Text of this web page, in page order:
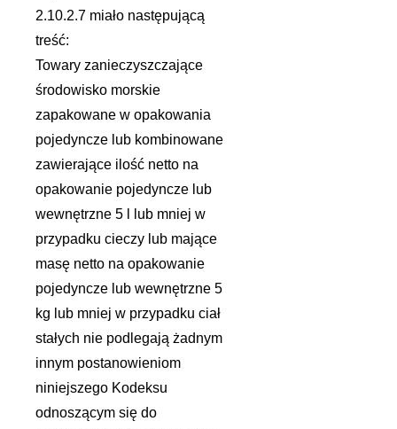
2.10.2.7 miało następującą
treść:
Towary zanieczyszczające
środowisko morskie
zapakowane w opakowania
pojedyncze lub kombinowane
zawierające ilość netto na
opakowanie pojedyncze lub
wewnętrzne 5 l lub mniej w
przypadku cieczy lub mające
masę netto na opakowanie
pojedyncze lub wewnętrzne 5
kg lub mniej w przypadku ciał
stałych nie podlegają żadnym
innym postanowieniom
niniejszego Kodeksu
odnoszącym się do